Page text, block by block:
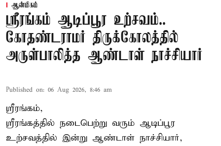
ஆன்மிகம்
ஸ்ரீரங்கம் ஆடிப்பூர உற்சவம்..
கோதண்டராமர் திருக்கோலத்தில்
அருள்பாலித்த ஆண்டாள் நாச்சியார்
Published on: 06 Aug 2026, 8:46 am
ஸ்ரீரங்கம்,
ஸ்ரீரங்கத்தில் நடைபெற்று வரும் ஆடிப்பூர
உற்சவத்தில் இன்று ஆண்டாள் நாச்சியார்,